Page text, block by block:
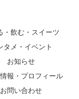
・飲む・スイーツ
タメ・イベント
お知らせ
報・プロフィール
お問い合わせ